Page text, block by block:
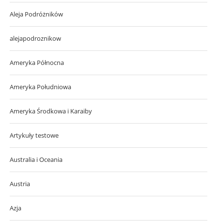
Aleja Podróżników
alejapodroznikow
Ameryka Północna
Ameryka Południowa
Ameryka Środkowa i Karaiby
Artykuły testowe
Australia i Oceania
Austria
Azja